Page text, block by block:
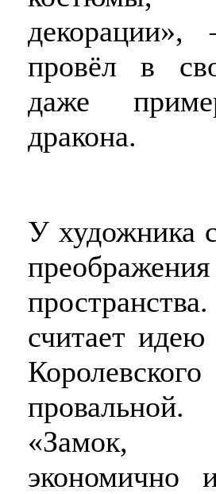
провёл в
даже
дракона.
У художника
считает идею
«Замок,
экономично